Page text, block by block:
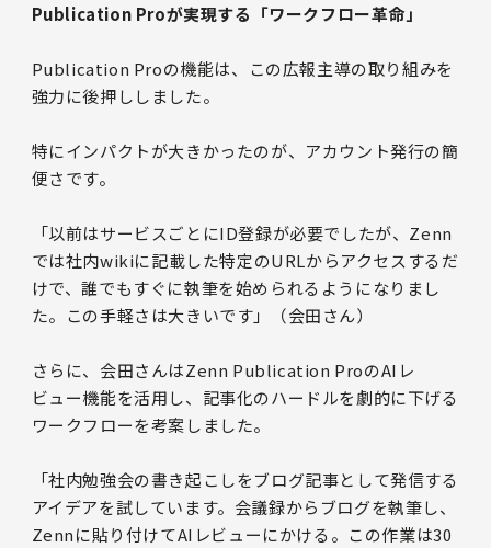
Publication Proが実現する「ワークフロー革命」
Publication Proの機能は、この広報主導の取り組みを
強力に後押ししました。
特にインパクトが大きかったのが、アカウント発行の簡
便さです。
「以前はサービスごとにID登録が必要でしたが、Zenn
では社内wikiに記載した特定のURLからアクセスするだ
けで、誰でもすぐに執筆を始められるようになりまし
た。この手軽さは大きいです」（会田さん）
さらに、会田さんはZenn Publication ProのAIレ
ビュー機能を活用し、記事化のハードルを劇的に下げる
ワークフローを考案しました。
「社内勉強会の書き起こしをブログ記事として発信する
アイデアを試しています。会議録からブログを執筆し、
Zennに貼り付けてAIレビューにかける。この作業は30